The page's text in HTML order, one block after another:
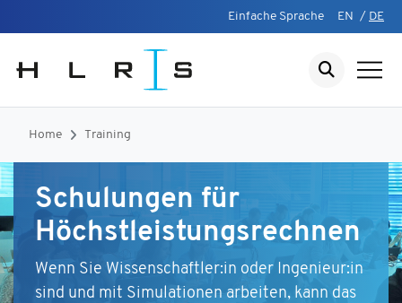
Einfache Sprache EN / DE
Home Training
Schulungen für
Höchstleistungsrechnen
Wenn Sie Wissenschaftler:in oder Ingenieur:in
sind und mit Simulationen arbeiten, kann das